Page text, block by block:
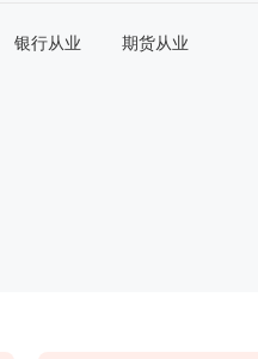
银行从业 期货从业